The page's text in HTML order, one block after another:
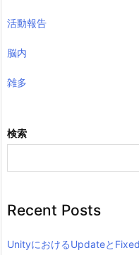
活動報告
脳内
雑多
検索
Recent Posts
UnityにおけるUpdateと